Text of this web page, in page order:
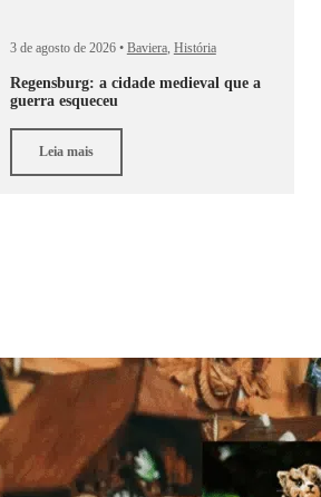
3 de agosto de 2026 • Baviera, História
Regensburg: a cidade medieval que a
guerra esqueceu
Leia mais